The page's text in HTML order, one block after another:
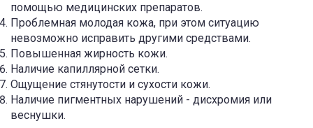
помощью медицинских препаратов.
Проблемная молодая кожа, при этом ситуацию
невозможно исправить другими средствами.
Повышенная жирность кожи.
Наличие капиллярной сетки.
Ощущение стянутости и сухости кожи.
Наличие пигментных нарушений - дисхромия или
веснушки.